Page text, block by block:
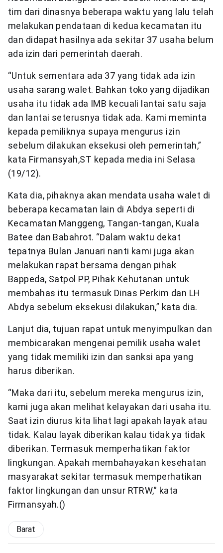
tim dari dinasnya beberapa waktu yang lalu telah
melakukan pendataan di kedua kecamatan itu
dan didapat hasilnya ada sekitar 37 usaha belum
ada izin dari pemerintah daerah.
“Untuk sementara ada 37 yang tidak ada izin
usaha sarang walet. Bahkan toko yang dijadikan
usaha itu tidak ada IMB kecuali lantai satu saja
dan lantai seterusnya tidak ada. Kami meminta
kepada pemiliknya supaya mengurus izin
sebelum dilakukan eksekusi oleh pemerintah,”
kata Firmansyah,ST kepada media ini Selasa
(19/12).
Kata dia, pihaknya akan mendata usaha walet di
beberapa kecamatan lain di Abdya seperti di
Kecamatan Manggeng, Tangan-tangan, Kuala
Batee dan Babahrot. “Dalam waktu dekat
tepatnya Bulan Januari nanti kami juga akan
melakukan rapat bersama dengan pihak
Bappeda, Satpol PP, Pihak Kehutanan untuk
membahas itu termasuk Dinas Perkim dan LH
Abdya sebelum eksekusi dilakukan,” kata dia.
Lanjut dia, tujuan rapat untuk menyimpulkan dan
membicarakan mengenai pemilik usaha walet
yang tidak memiliki izin dan sanksi apa yang
harus diberikan.
“Maka dari itu, sebelum mereka mengurus izin,
kami juga akan melihat kelayakan dari usaha itu.
Saat izin diurus kita lihat lagi apakah layak atau
tidak. Kalau layak diberikan kalau tidak ya tidak
diberikan. Termasuk memperhatikan faktor
lingkungan. Apakah membahayakan kesehatan
masyarakat sekitar termasuk memperhatikan
faktor lingkungan dan unsur RTRW,” kata
Firmansyah.()
Barat